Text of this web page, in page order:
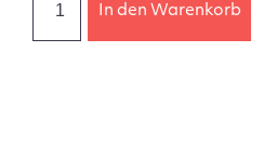
In den Warenkorb